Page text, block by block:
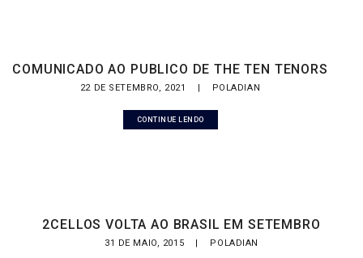
COMUNICADO AO PUBLICO DE THE TEN TENORS
22 DE SETEMBRO, 2021 | POLADIAN
CONTINUE LENDO
2CELLOS VOLTA AO BRASIL EM SETEMBRO
31 DE MAIO, 2015 | POLADIAN